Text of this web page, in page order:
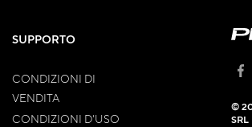
SUPPORTO
CONDIZIONI DI
VENDITA
CONDIZIONI D'USO
©
SRL